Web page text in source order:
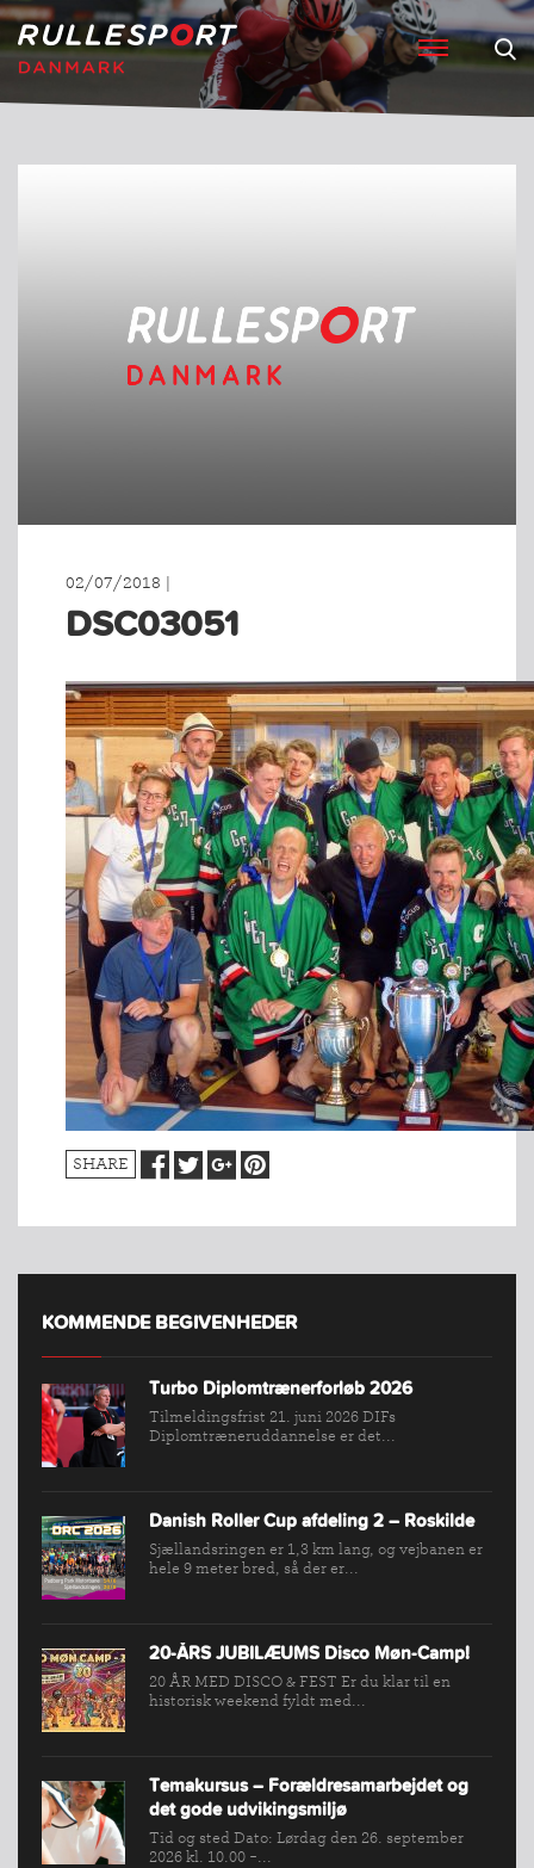
INDMELDELSE
BREDDEPULJE
NYHEDER
FIND
SPORTSGRENE
FORBUNDET
KONKURRENCER
02/07/2018 |
DSC03051
SHARE
KOMMENDE BEGIVENHEDER
Turbo Diplomtrænerforløb 2026
Tilmeldingsfrist 21. juni 2026 DIFs
Diplomtræneruddannelse er det...
Danish Roller Cup afdeling 2 – Roskilde
Sjællandsringen er 1,3 km lang, og vejbanen er
hele 9 meter bred, så der er...
20-ÅRS JUBILÆUMS Disco Møn-Camp!
20 ÅR MED DISCO & FEST Er du klar til en
historisk weekend fyldt med...
Temakursus – Forældresamarbejdet og
det gode udvikingsmiljø
Tid og sted Dato: Lørdag den 26. september
2026 kl. 10.00 -...